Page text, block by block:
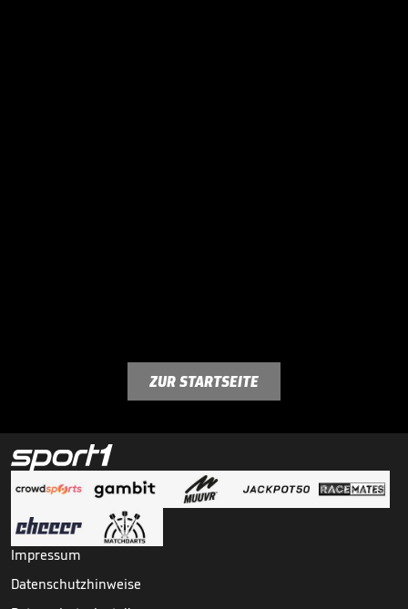
ZUR STARTSEITE
Impressum
Datenschutzhinweise